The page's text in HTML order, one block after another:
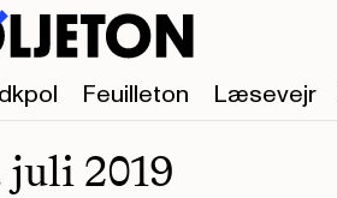
Feuilleton Læsevejr
juli 2019